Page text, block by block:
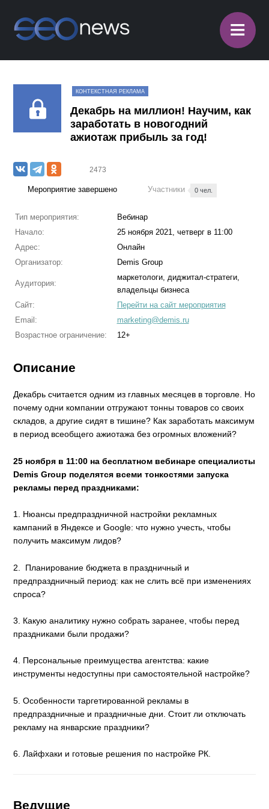
≡
КОНТЕКСТНАЯ РЕКЛАМА
Декабрь на миллион! Научим, как
заработать в новогодний
ажиотаж прибыль за год!
2473
Мероприятие завершено Участники 0 чел.
Тип мероприятия:
Вебинар
Начало:
25 ноября 2021, четверг в 11:00
Адрес:
Онлайн
Организатор:
Demis Group
Аудитория:
маркетологи, диджитал-стратеги,
владельцы бизнеса
Сайт:
Перейти на сайт мероприятия
Email:
marketing@demis.ru
Возрастное ограничение:
12+
Описание
Декабрь считается одним из главных месяцев в торговле. Но
почему одни компании отгружают тонны товаров со своих
складов, а другие сидят в тишине? Как заработать максимум
в период всеобщего ажиотажа без огромных вложений?
25 ноября в 11:00 на бесплатном вебинаре специалисты
Demis Group поделятся всеми тонкостями запуска
рекламы перед праздниками:
1. Нюансы предпраздничной настройки рекламных
кампаний в Яндексе и Google: что нужно учесть, чтобы
получить максимум лидов?
2. Планирование бюджета в праздничный и
предпраздничный период: как не слить всё при изменениях
спроса?
3. Какую аналитику нужно собрать заранее, чтобы перед
праздниками были продажи?
4. Персональные преимущества агентства: какие
инструменты недоступны при самостоятельной настройке?
5. Особенности таргетированной рекламы в
предпраздничные и праздничные дни. Стоит ли отключать
рекламу на январские праздники?
6. Лайфхаки и готовые решения по настройке РК.
Ведущие